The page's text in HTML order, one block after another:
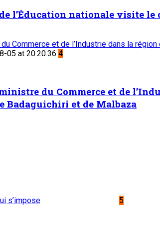
l’Éducation nationale visite
Commerce et de l’Industrie dans la
4
du Commerce et de
Badaguichiri et de Malbaza
s’impose
5